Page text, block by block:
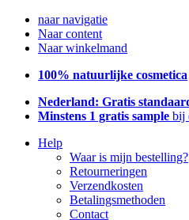
naar navigatie
Naar content
Naar winkelmand
100% natuurlijke cosmetica
Nederland: Gratis
Minstens 1 gratis sample bij
Help
Waar is mijn bestelling?
Retourneringen
Verzendkosten
Betalingsmethoden
Contact